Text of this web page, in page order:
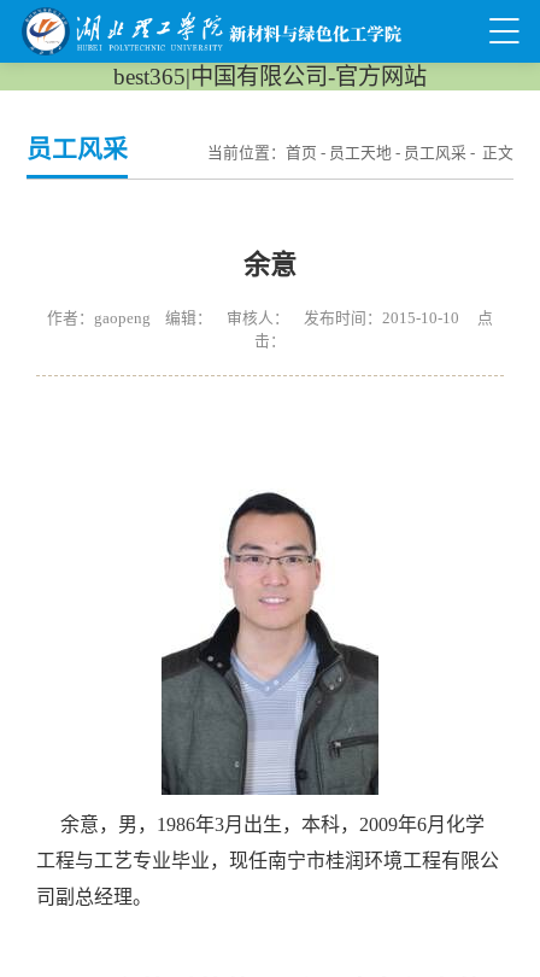
best365|中国有限公司-官方网站
员工风采 当前位置： 首页 - 员工天地- 员工风采 - 正文
余意
作者：gaopeng 编辑： 审核人： 发布时间：2015-10-10 点
击：
余意，男，1986年3月出生，本科，2009年6月化学
工程与工艺专业毕业，现任南宁市桂润环境工程有限公
司副总经理。